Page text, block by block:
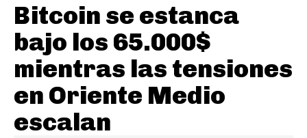
Bitcoin se estanca
bajo los 65.000$
mientras las tensiones
en Oriente Medio
escalan